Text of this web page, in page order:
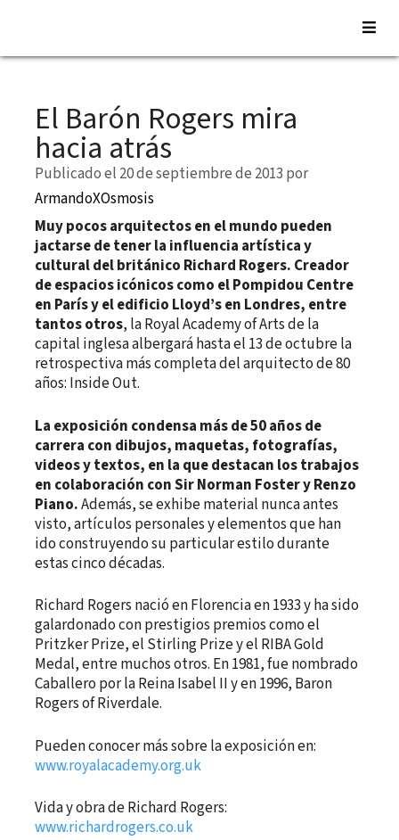
Saltar
contenidoEl Barón Rogers mira
hacia atrás
Publicado el 20 de septiembre de 2013 por
ArmandoXOsmosis
Muy pocos arquitectos en el mundo pueden
jactarse de tener la influencia artística y
cultural del británico Richard Rogers. Creador
de espacios icónicos como el Pompidou Centre
en París y el edificio Lloyd’s en Londres, entre
tantos otros, la Royal Academy of Arts de la
capital inglesa albergará hasta el 13 de octubre la
retrospectiva más completa del arquitecto de 80
años: Inside Out.
La exposición condensa más de 50 años de
carrera con dibujos, maquetas, fotografías,
videos y textos, en la que destacan los trabajos
en colaboración con Sir Norman Foster y Renzo
Piano.Además, se exhibe material nunca antes
visto, artículos personales y elementos que han
ido construyendo su particular estilo durante
estas cinco décadas.
Richard Rogers nació en Florencia en 1933 y ha sido
galardonado con prestigios premios como el
Pritzker Prize, el Stirling Prize y el RIBA Gold
Medal, entre muchos otros. En 1981, fue nombrado
Caballero por la Reina Isabel II y en 1996, Baron
Rogers of Riverdale.
Pueden conocer más sobre la exposición en:
www.royalacademy.org.uk
Vida y obra de Richard Rogers:
www.richardrogers.co.uk